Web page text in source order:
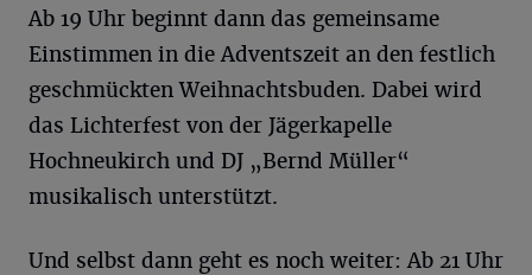
Ab 19 Uhr beginnt dann das gemeinsame
Einstimmen in die Adventszeit an den festlich
geschmückten Weihnachtsbuden. Dabei wird
das Lichterfest von der Jägerkapelle
Hochneukirch und DJ „Bernd Müller“
musikalisch unterstützt.
Und selbst dann geht es noch weiter: Ab 21 Uhr